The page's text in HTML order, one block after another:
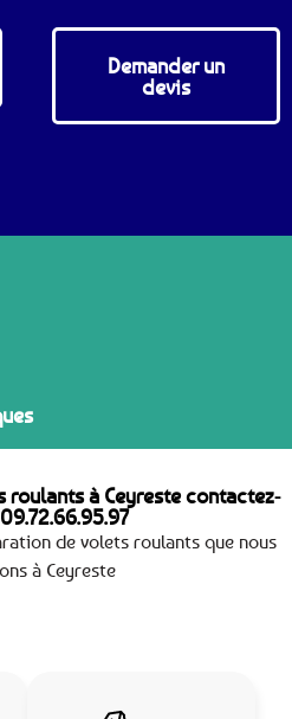
Demander un
devis
roulants à Ceyreste contactez-
09.72.66.95.97
de volets roulants que nous
à Ceyreste